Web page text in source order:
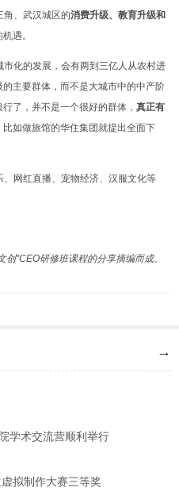
角、武汉城区的消费升级、教育升级和
遇。
市化的发展，会有两到三亿人从农村进
主要群体，而不是大城市中的中产阶
了，并不是一个很好的群体， 真正有
比如做旅馆的华住集团就提出全面下
、网红直播、宠物经济、汉服文化等
创”CEO研修班课程的分享摘编而成。
→
学术交流营顺利举行
拟制作大赛三等奖